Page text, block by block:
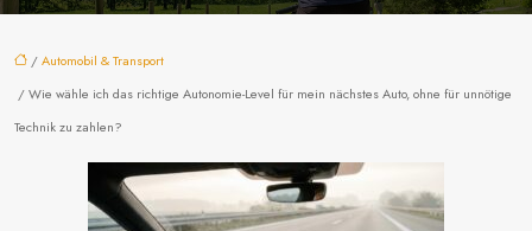
/Automobil & Transport
/ Wie wähle ich das richtige Autonomie-Level für mein nächstes Auto, ohne für unnötige
Technik zu zahlen?